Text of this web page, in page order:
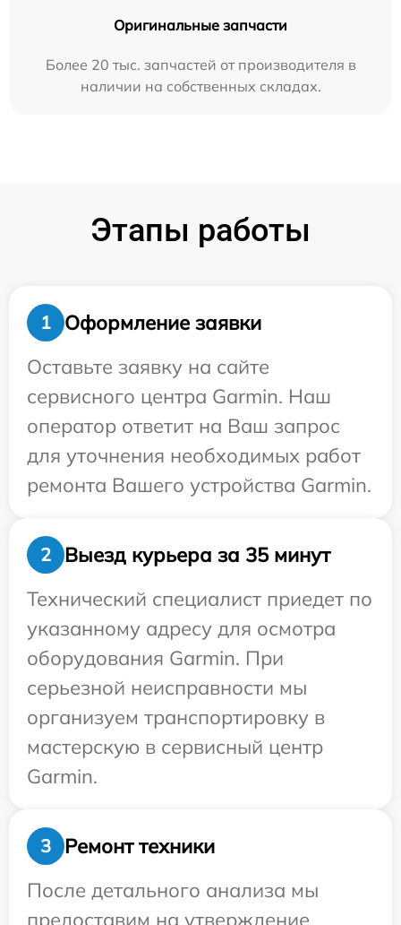
Оригинальные запчасти
Более 20 тыс. запчастей от производителя в
наличии на собственных складах.
Этапы работы
1
Оформление заявки
Оставьте заявку на сайте
сервисного центра Garmin. Наш
оператор ответит на Ваш запрос
для уточнения необходимых работ
ремонта Вашего устройства Garmin.
2
Выезд курьера за 35 минут
Технический специалист приедет по
указанному адресу для осмотра
оборудования Garmin. При
серьезной неисправности мы
организуем транспортировку в
мастерскую в сервисный центр
Garmin.
3
Ремонт техники
После детального анализа мы
предоставим на утверждение